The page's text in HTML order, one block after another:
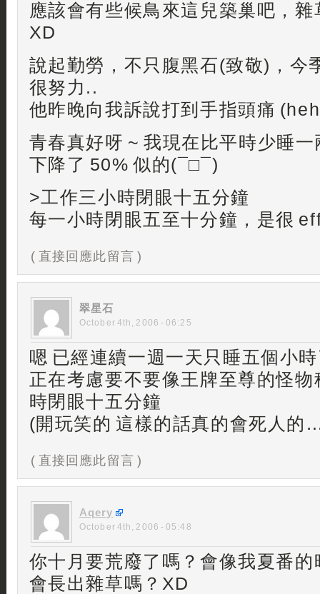
應該會有些候鳥來這兒築巢吧，
XD
說起勤勞，不只腹黑石(致敬)，今
很努力..
他昨晚向我訴說打到手指頭痛
青春真好呀 ~ 我現在比平時少睡
下降了 50% 似的(¯□¯)
>工作三小時閉眼十五分鐘
每一小時閉眼五至十分鐘，是很
( 直接回應此留言 )
翠星石
October 4th, 2006 - 06:25
嗯 已經連續一週一天只睡五個小
正在考慮要不要像王牌至尊的怪
時閉眼十五分鐘
(開玩笑的 這樣的話真的會死人的
( 直接回應此留言 )
Aqery
October 4th, 2006 - 05:48
你十月要荒廢了嗎？會像我夏番
會長出雜草嗎？XD